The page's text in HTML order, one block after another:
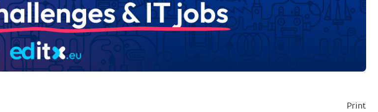
Print